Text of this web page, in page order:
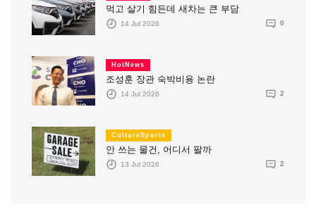
먹고 살기 힘든데 새차는 큰 부담
14 Jul 2026 0
HotNews
조성훈 장관 숙박비용 논란
14 Jul 2026 2
CultureSports
안 쓰는 물건, 어디서 팔까
13 Jul 2026 2